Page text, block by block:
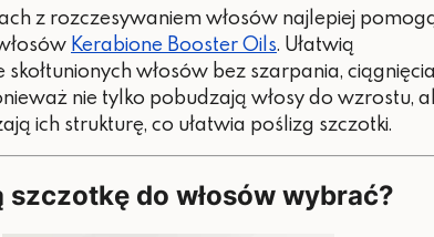
z rozczesywaniem włosów najlepiej
Kerabione Booster Oils. Ułatwią
włosów bez szarpania,
nie tylko pobudzają włosy do wzrostu,
ich strukturę, co ułatwia poślizg szczotki.
szczotkę do włosów wybrać?